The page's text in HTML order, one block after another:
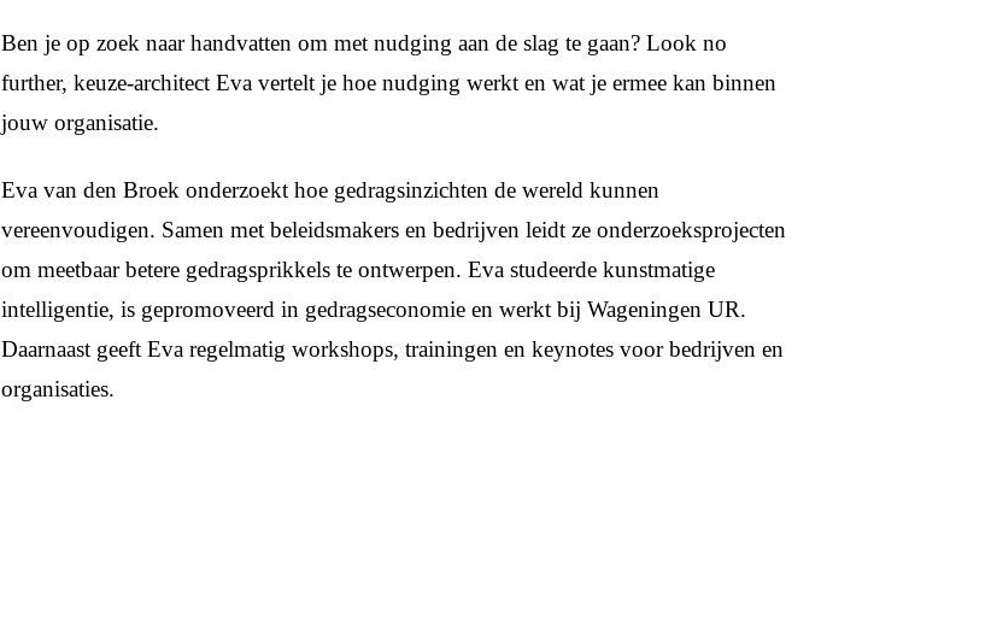
Ben je op zoek naar handvatten om met nudging aan de slag te gaan? Look no
further, keuze-architect Eva vertelt je hoe nudging werkt en wat je ermee kan binnen
jouw organisatie.
Eva van den Broek onderzoekt hoe gedragsinzichten de wereld kunnen
vereenvoudigen. Samen met beleidsmakers en bedrijven leidt ze onderzoeksprojecten
om meetbaar betere gedragsprikkels te ontwerpen. Eva studeerde kunstmatige
intelligentie, is gepromoveerd in gedragseconomie en werkt bij Wageningen UR.
Daarnaast geeft Eva regelmatig workshops, trainingen en keynotes voor bedrijven en
organisaties.